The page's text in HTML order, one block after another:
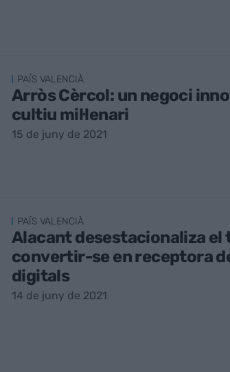
PAÍS VALENCIÀ
Arròs Cèrcol: un negoci
cultiu mil·lenari
15 de juny de 2021
PAÍS VALENCIÀ
Alacant desestacionaliza el
convertir-se en receptora
digitals
14 de juny de 2021